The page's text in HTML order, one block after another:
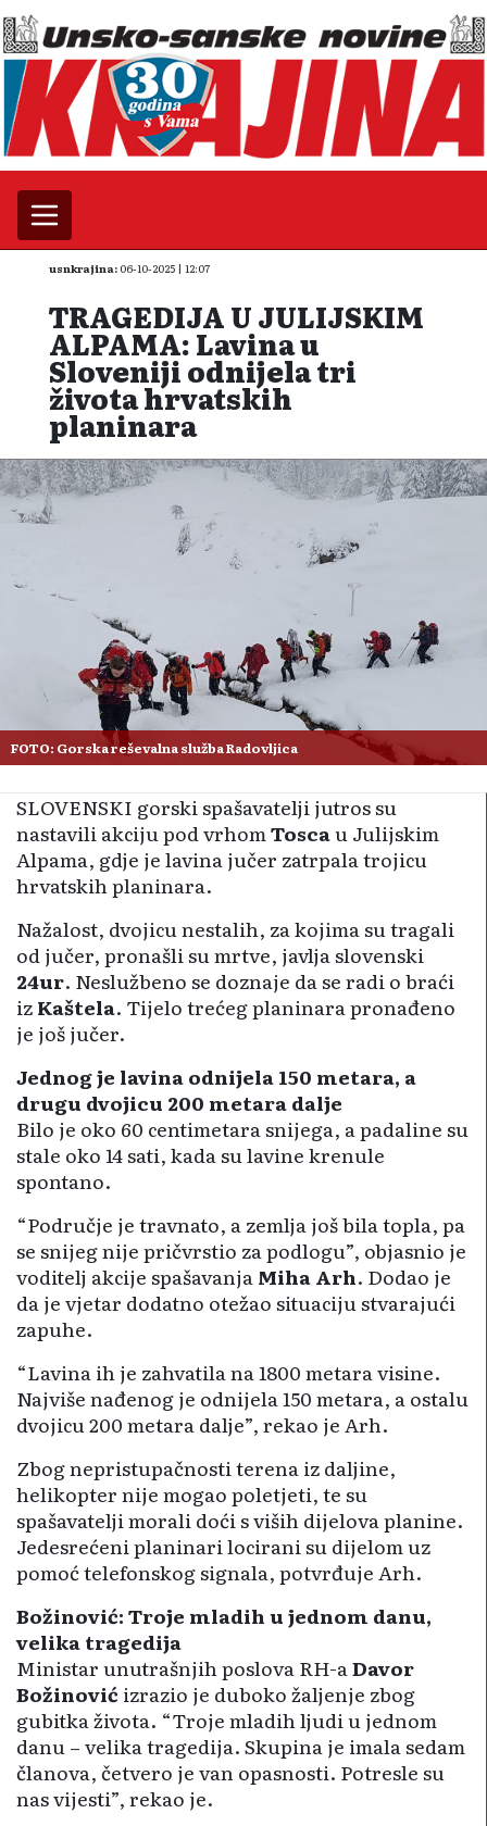
usnkrajina: 06-10-2025 | 12:07
TRAGEDIJA U JULIJSKIM
ALPAMA: Lavina u
Sloveniji odnijela tri
života hrvatskih
planinara
FOTO: Gorska reševalna služba Radovljica
SLOVENSKI gorski spašavatelji jutros su
nastavili akciju pod vrhomToscau Julijskim
Alpama, gdje je lavina jučer zatrpala trojicu
hrvatskih planinara.
Nažalost, dvojicu nestalih, za kojima su tragali
od jučer, pronašli su mrtve, javlja slovenski
24ur. Neslužbeno se doznaje da se radi o braći
izKaštela. Tijelo trećeg planinara pronađeno
je još jučer.
Jednog je lavina odnijela 150 metara, a
drugu dvojicu 200 metara dalje
Bilo je oko 60 centimetara snijega, a padaline su
stale oko 14 sati, kada su lavine krenule
spontano.
“Područje je travnato, a zemlja još bila topla, pa
se snijeg nije pričvrstio za podlogu”, objasnio je
voditelj akcije spašavanja Miha Arh. Dodao je
da je vjetar dodatno otežao situaciju stvarajući
zapuhe.
“Lavina ih je zahvatila na 1800 metara visine.
Najviše nađenog je odnijela 150 metara, a ostalu
dvojicu 200 metara dalje”, rekao je Arh.
Zbog nepristupačnosti terena iz daljine,
helikopter nije mogao poletjeti, te su
spašavatelji morali doći s viših dijelova planine.
Jedesrećeni planinari locirani su dijelom uz
pomoć telefonskog signala, potvrđuje Arh.
Božinović: Troje mladih u jednom danu,
velika tragedija
Ministar unutrašnjih poslova RH-a Davor
Božinović izrazio je duboko žaljenje zbog
gubitka života. “Troje mladih ljudi u jednom
danu – velika tragedija. Skupina je imala sedam
članova, četvero je van opasnosti. Potresle su
nas vijesti”, rekao je.